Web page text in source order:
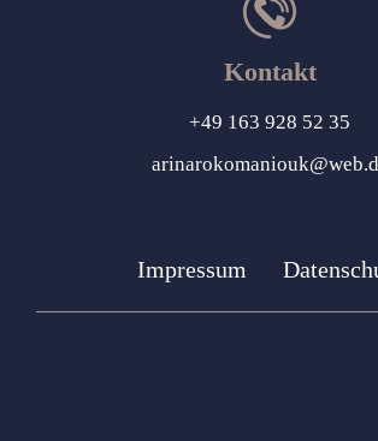
Kontakt
+49 163 928 52 35
Impressum